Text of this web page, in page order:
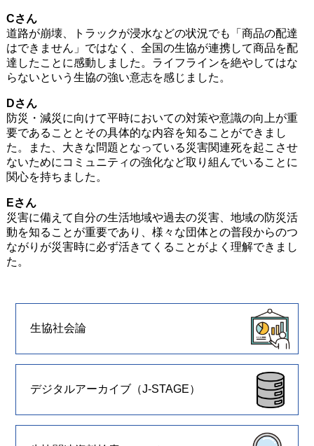
Cさん
道路が崩壊、トラックが浸水などの状況でも「商品の配達
はできません」ではなく、全国の生協が連携して商品を配
達したことに感動しました。ライフラインを絶やしてはな
らないという生協の強い意志を感じました。
Dさん
防災・減災に向けて平時においての対策や意識の向上が重
要であることとその具体的な内容を知ることができまし
た。また、大きな問題となっている災害関連死を起こさせ
ないためにコミュニティの強化など取り組んでいることに
関心を持ちました。
Eさん
災害に備えて自分の生活地域や過去の災害、地域の防災活
動を知ることが重要であり、様々な団体との普段からのつ
ながりが災害時に必ず活きてくることがよく理解できまし
た。
生協社会論
デジタルアーカイブ（J-STAGE）